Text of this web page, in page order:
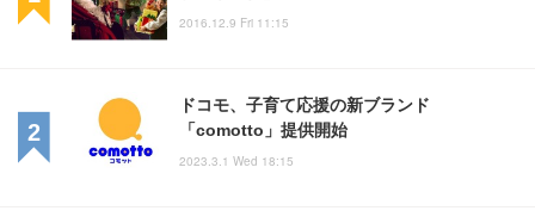
2016.12.9 Fri 11:15
ドコモ、子育て応援の新ブランド
「comotto」提供開始
2023.3.1 Wed 18:15